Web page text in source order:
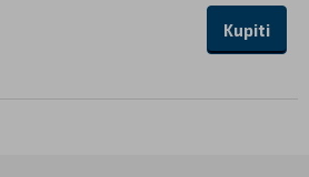
Kupiti